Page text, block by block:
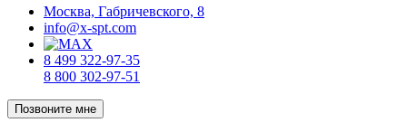
Москва, Габричевского, 8
info@x-spt.com
8 499 322-97-35
8 800 302-97-51
Позвоните мне